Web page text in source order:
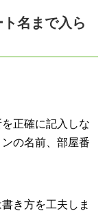
ト名まで入ら
正確に記入しな
の名前、部屋番
き方を工夫しま